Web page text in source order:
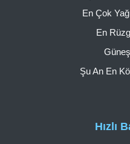
Hızlı
En Çok
En
Şu An En